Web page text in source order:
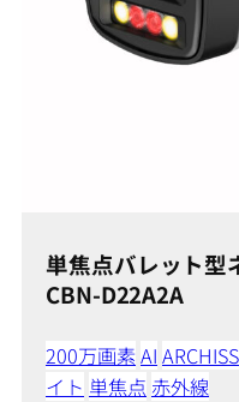
単焦点バレット型
CBN-D22A2A
200万画素AI ARCHISS
イト 単焦点 赤外線